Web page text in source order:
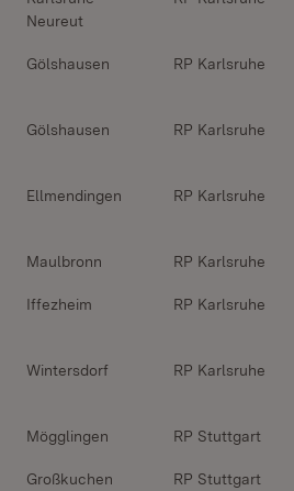
Neureut
Gölshausen RP Karlsruhe
Gölshausen RP Karlsruhe
Ellmendingen RP Karlsruhe
Maulbronn RP Karlsruhe
Iffezheim RP Karlsruhe
Wintersdorf RP Karlsruhe
Mögglingen RP Stuttgart
Großkuchen RP Stuttgart